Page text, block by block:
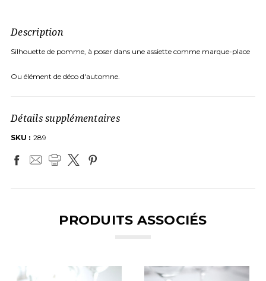
Description
Silhouette de pomme, à poser dans une assiette comme marque-place
Ou élément de déco d'automne.
Détails supplémentaires
SKU : 289
PRODUITS ASSOCIÉS